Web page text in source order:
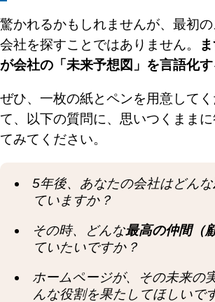
驚かれるかもしれませんが、最初
会社を探すことではありません。
が会社の「未来予想図」を言語化す
ぜひ、一枚の紙とペンを用意して
て、以下の質問に、思いつくまま
てみてください。
5年後、あなたの会社はどんな
ていますか？
その時、どんな最高の仲間（
ていたいですか？
ホームページが、その未来の
んな役割を果たしてほしいで